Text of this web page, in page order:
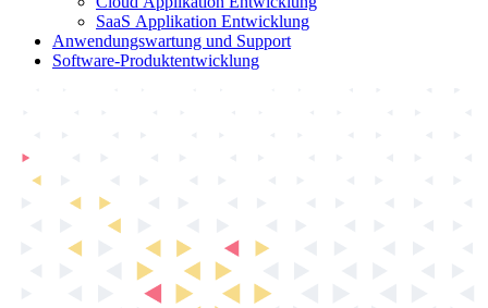
SaaS Applikation Entwicklung
Anwendungswartung und Support
Software-Produktentwicklung